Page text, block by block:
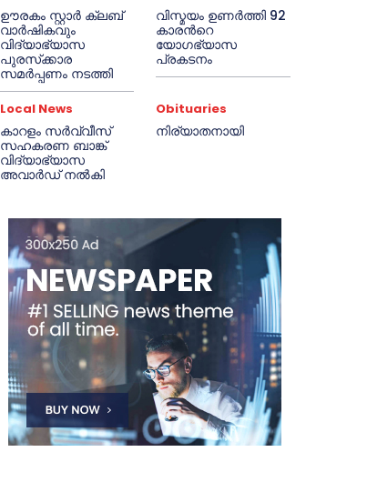
ഊരകം സ്റ്റാർ ക്ലബ്
വാർഷികവും
വിദ്യാഭ്യാസ
പുരസ്‌ക്കാര
സമർപ്പണം നടത്തി
വിസ്മയം ഉണർത്തി 92
കാരൻറെ
യോഗഭ്യാസ
പ്രകടനം
Local News
കാറളം സർവ്വീസ്
സഹകരണ ബാങ്ക്
വിദ്യാഭ്യാസ
അവാർഡ് നൽകി
Obituaries
നിര്യാതനായി